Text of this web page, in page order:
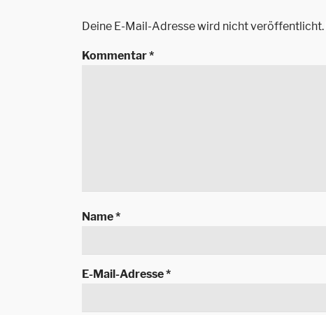
Deine E-Mail-Adresse wird nicht veröffentlicht.
Kommentar*
Name*
E-Mail-Adresse*